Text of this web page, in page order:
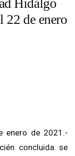
Hidalgo
22 de enero
enero de 2021.-
concluida se